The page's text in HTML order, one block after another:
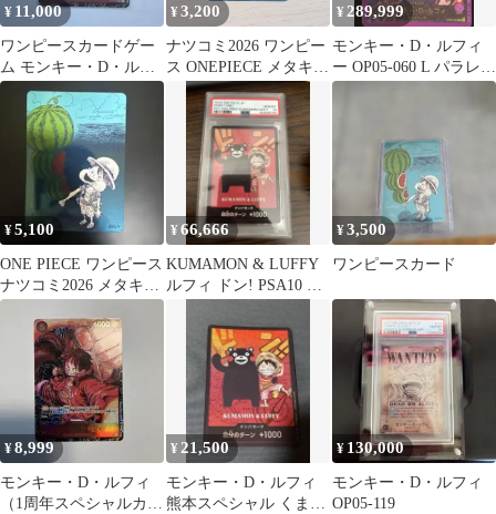
¥ 11,000
ワンピースカードゲー
ム モンキー・D・ルフ
ィ ST01-012
¥3,200
ナツコミ2026 ワンピー
ス ONEPIECE メタキラ
カード
¥ 289,999
モンキー・D・ルフィ
ー OP05-060 L パラレル
スペシャルカード金箔
¥5,100
ONE PIECE ワンピース
ナツコミ2026 メタキラ
カード ルフィ
¥66,666
KUMAMON & LUFFY
ルフィ ドン! PSA10 熊
¥3,500
ワンピースカード
¥8,999
モンキー・D・ルフィ
（1周年スペシャルカー
¥21,500
モンキー・D・ルフィ
熊本スペシャル くまモ
¥ 130,000
モンキー・D・ルフィ
OP05-119